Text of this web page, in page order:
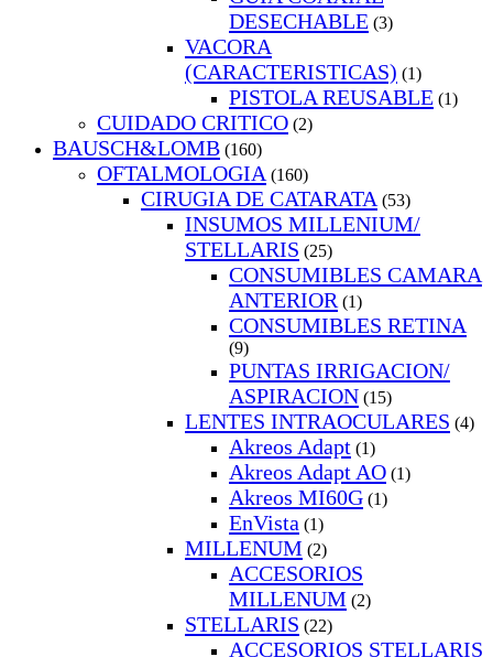
DESECHABLE (3)
VACORA
(CARACTERISTICAS) (1)
PISTOLA REUSABLE (1)
CUIDADO CRITICO (2)
BAUSCH&LOMB (160)
OFTALMOLOGIA (160)
CIRUGIA DE CATARATA (53)
INSUMOS MILLENIUM/
STELLARIS (25)
CONSUMIBLES CAMARA
ANTERIOR (1)
CONSUMIBLES RETINA
(9)
PUNTAS IRRIGACION/
ASPIRACION (15)
LENTES INTRAOCULARES (4)
Akreos Adapt (1)
Akreos Adapt AO (1)
Akreos MI60G (1)
EnVista (1)
MILLENUM (2)
ACCESORIOS
MILLENUM (2)
STELLARIS (22)
ACCESORIOS STELLARIS